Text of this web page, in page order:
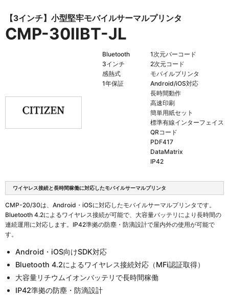
【3インチ】小型堅牢モバイルサーマルプリンタ
CMP-30IIBT-JL
Bluetooth
3インチ
感熱式
1年保証
1次元バーコード
2次元コード
モバイルプリンタ
Android/iOS対応
長時間動作
高速印刷
簡単用紙セット
標準有線インターフェイス
QRコード
PDF417
DataMatrix
IP42
ワイヤレス接続と長時間稼働に対応したモバイルサーマルプリンタ
CMP-20/30は、Android・iOSに対応したモバイルサーマルプリンタです。
Bluetooth 4.2によるワイヤレス接続が可能で、大容量バッテリにより長時間の
連続運用に対応します。IP42準拠の防塵・防滴設計で屋内外の使用が可能で
す。
Android・iOS向けSDK対応
Bluetooth 4.2によるワイヤレス接続対応（MFi認証取得）
大容量リチウムイオンバッテリで長時間稼働
IP42準拠の防塵・防滴設計